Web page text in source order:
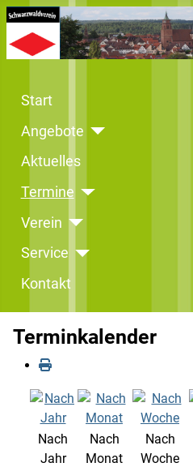
Start
Angebote
Aktuelles
Termine
Verein
Service
Kontakt
Terminkalender
Nach
Jahr
Nach
Monat
Nach
Woche